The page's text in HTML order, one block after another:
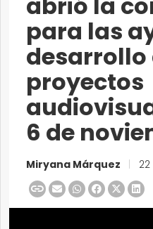
para las
desarrollo
proyectos
6 de
Miryana Márquez